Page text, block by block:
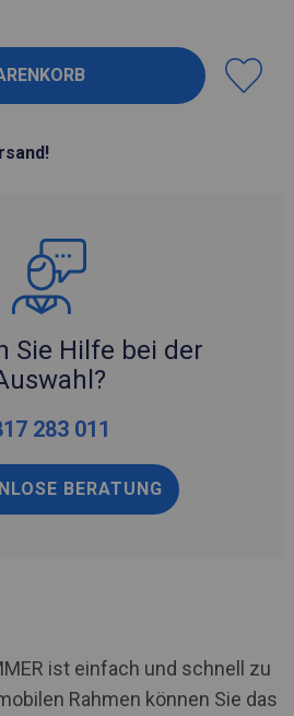
Sie Hilfe bei der
283 011
BERATUNG
ist einfach und schnell zu
Rahmen können Sie das